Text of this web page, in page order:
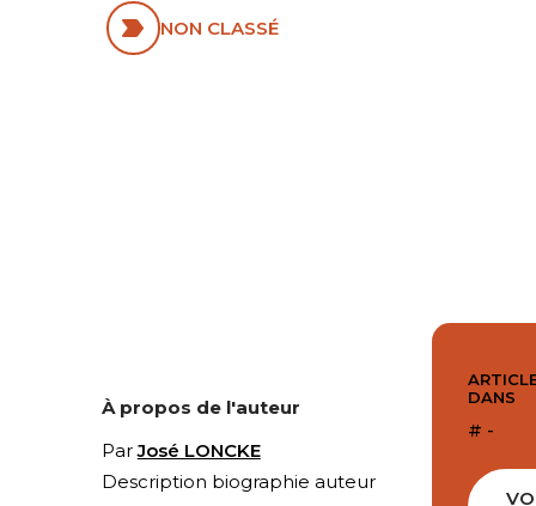
NON CLASSÉ
À propos de l'auteur
ParJosé LONCKE
Description biographie auteur
DANS
# -